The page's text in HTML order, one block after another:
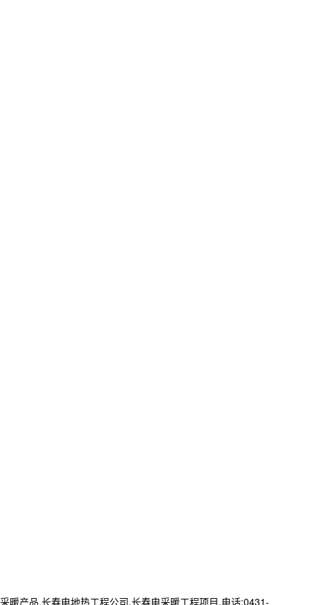
暖产品,长春电地热工程公司,长春电采暖工程项目,电话:0431-